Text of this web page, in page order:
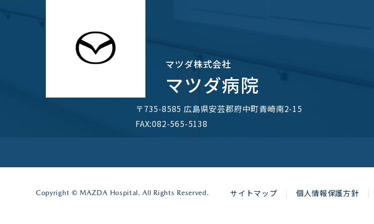
マツダ株式会社
マツダ病院
〒735-8585 広島県安芸郡府中町⻘崎南2-15
FAX:082-565-5138
サイトマップ 個人情報保護方針
Copyright © MAZDA Hospital. All Rights Reserved.